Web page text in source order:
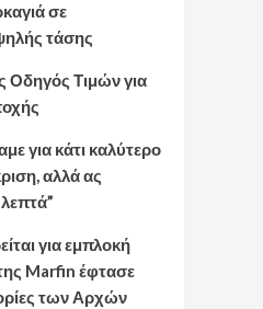
σε
τάσης
Οδηγός Τιμών για
για κάτι καλύτερο
αλλά ας
για εμπλοκή
Marfin έφτασε
των Αρχών